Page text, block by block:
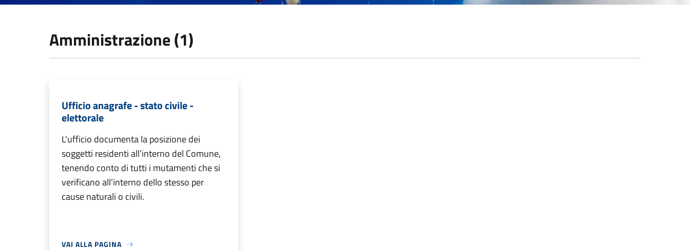
Amministrazione (1)
Ufficio anagrafe - stato civile -
elettorale
L'ufficio documenta la posizione dei
soggetti residenti all’interno del Comune,
tenendo conto di tutti i mutamenti che si
verificano all’interno dello stesso per
cause naturali o civili.
VAI ALLA PAGINA